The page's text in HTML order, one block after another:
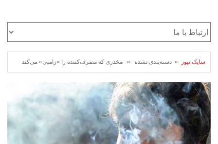
سایک نیوز » دسته‌بندی نشده » مخدری که مصرف‌کننده را «زامبی» می‌کند